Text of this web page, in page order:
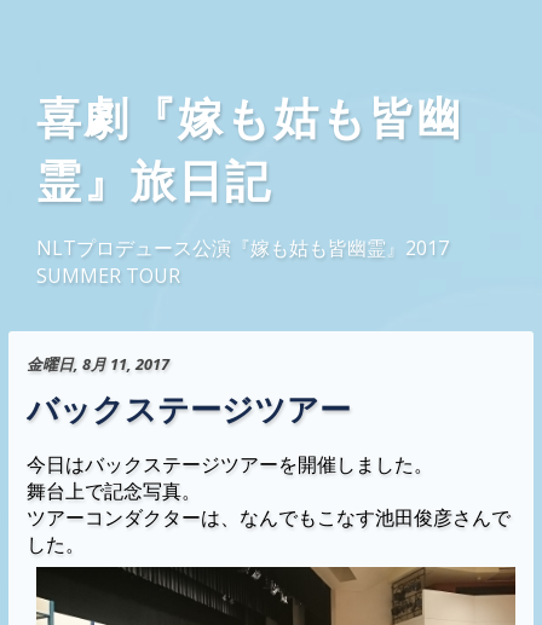
喜劇『嫁も姑も皆幽
霊』旅日記
NLTプロデュース公演『嫁も姑も皆幽霊』2017
SUMMER TOUR
金曜日, 8月 11, 2017
バックステージツアー
今日はバックステージツアーを開催しました。
舞台上で記念写真。
ツアーコンダクターは、なんでもこなす池田俊彦さんで
した。